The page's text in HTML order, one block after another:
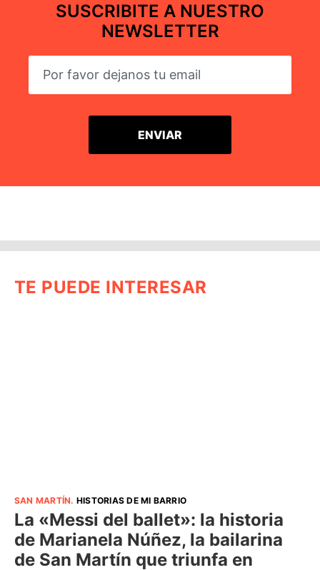
SUSCRIBITE A NUESTRO
NEWSLETTER
TE PUEDE INTERESAR
SAN MARTÍN. HISTORIAS DE MI BARRIO
La «Messi del ballet»: la historia
de Marianela Núñez, la bailarina
de San Martín que triunfa en